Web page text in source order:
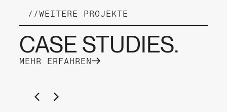
//WEITERE PROJEKTE
CASE STUDIES.
MEHR ERFAHREN